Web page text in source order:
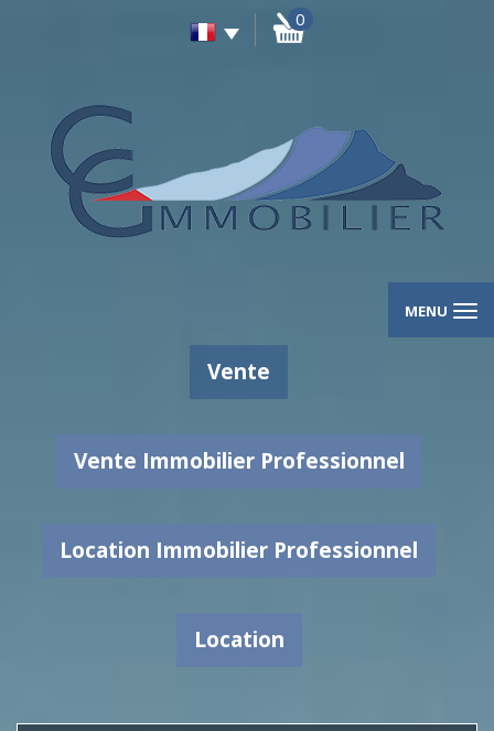
0
MENU
Vente
Vente Immobilier Professionnel
Location Immobilier Professionnel
Location